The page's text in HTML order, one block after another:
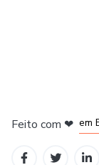
Feito com ❤ em